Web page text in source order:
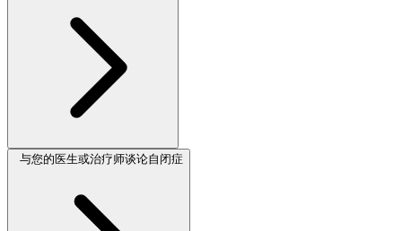
与您的医生或治疗师谈论自闭症